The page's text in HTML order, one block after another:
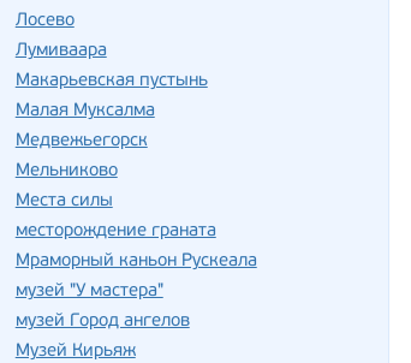
Лосево
Лумиваара
Макарьевская пустынь
Малая Муксалма
Медвежьегорск
Мельниково
Места силы
месторождение граната
Мраморный каньон Рускеала
музей "У мастера"
музей Город ангелов
Музей Кирьяж